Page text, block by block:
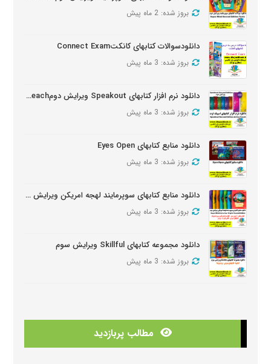
بروز شده: 2 ماه پیش
دانلودسوالات کتابهای کانکتConnect Exam
بروز شده: 3 ماه پیش
دانلود نرم افزار کتابهای Speakout ویرایش دومSpeakout Active Teach
بروز شده: 3 ماه پیش
دانلود منابع کتابهای Eyes Open
بروز شده: 3 ماه پیش
دانلود منابع کتابهای سوپرمایند لهجه امریکن ویرایش دومSuper Minds American Second Edition
بروز شده: 3 ماه پیش
دانلود مجموعه کتابهای Skillful ویرایش سوم
بروز شده: 3 ماه پیش
مطالب پربازدید